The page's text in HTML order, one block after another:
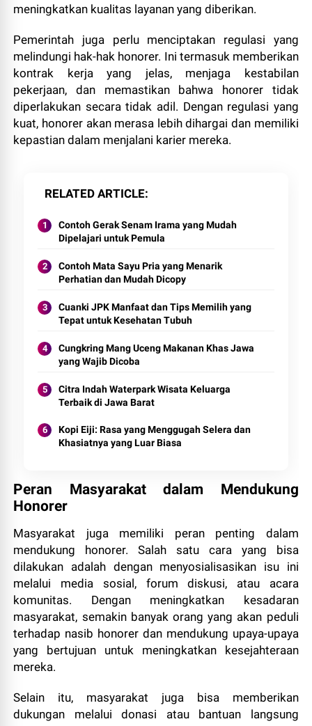
meningkatkan kualitas layanan yang diberikan.
Pemerintah juga perlu menciptakan regulasi yang
melindungi hak-hak honorer. Ini termasuk memberikan
kontrak kerja yang jelas, menjaga kestabilan
pekerjaan, dan memastikan bahwa honorer tidak
diperlakukan secara tidak adil. Dengan regulasi yang
kuat, honorer akan merasa lebih dihargai dan memiliki
kepastian dalam menjalani karier mereka.
RELATED ARTICLE
Contoh Gerak Senam Irama yang Mudah
Dipelajari untuk Pemula
Contoh Mata Sayu Pria yang Menarik
Perhatian dan Mudah Dicopy
Cuanki JPK Manfaat dan Tips Memilih yang
Tepat untuk Kesehatan Tubuh
Cungkring Mang Uceng Makanan Khas Jawa
yang Wajib Dicoba
Citra Indah Waterpark Wisata Keluarga
Terbaik di Jawa Barat
Kopi Eiji: Rasa yang Menggugah Selera dan
Khasiatnya yang Luar Biasa
Peran Masyarakat dalam Mendukung
Honorer
Masyarakat juga memiliki peran penting dalam
mendukung honorer. Salah satu cara yang bisa
dilakukan adalah dengan menyosialisasikan isu ini
melalui media sosial, forum diskusi, atau acara
komunitas. Dengan meningkatkan kesadaran
masyarakat, semakin banyak orang yang akan peduli
terhadap nasib honorer dan mendukung upaya-upaya
yang bertujuan untuk meningkatkan kesejahteraan
mereka.
Selain itu, masyarakat juga bisa memberikan
dukungan melalui donasi atau bantuan langsung